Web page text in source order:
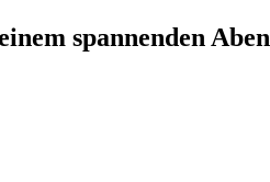
spannenden